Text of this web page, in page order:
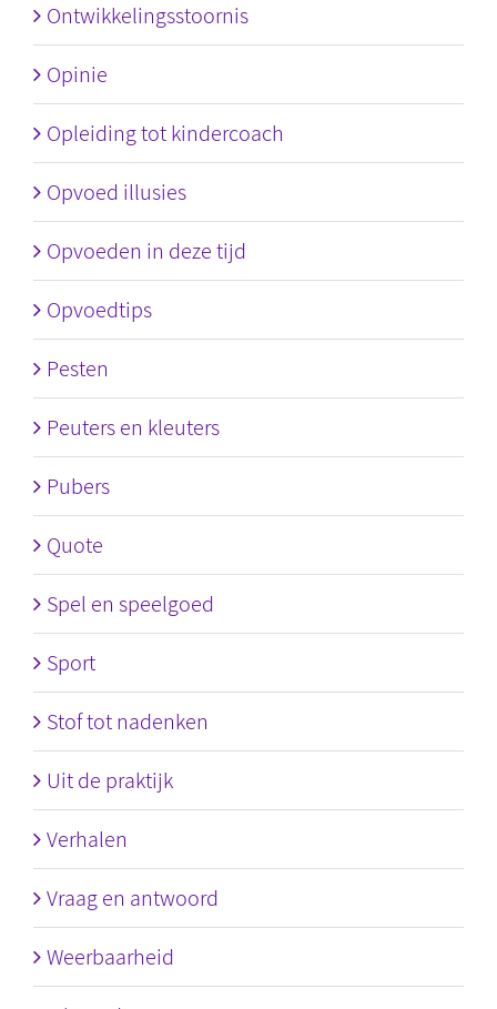
Ontwikkelingsstoornis
Opinie
Opleiding tot kindercoach
Opvoed illusies
Opvoeden in deze tijd
Opvoedtips
Pesten
Peuters en kleuters
Pubers
Quote
Spel en speelgoed
Sport
Stof tot nadenken
Uit de praktijk
Verhalen
Vraag en antwoord
Weerbaarheid